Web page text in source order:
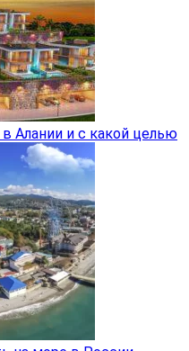
Алании и с какой целью